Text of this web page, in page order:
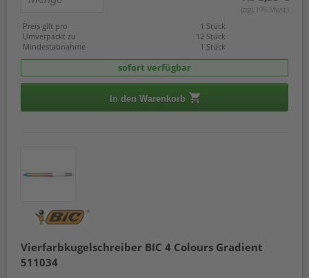
(zzgl. 19% Mwst.)
Preis gilt pro
1 Stück
Umverpackt zu
12 Stück
Mindestabnahme
1 Stück
sofort verfügbar
In den Warenkorb
Vierfarbkugelschreiber BIC 4 Colours Gradient
511034